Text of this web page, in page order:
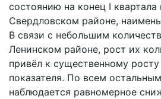
состоянию на конец I квартала
Свердловском районе,
В связи с небольшим
Ленинском районе, рост их
привёл к существенному росту
показателя. По всем
наблюдается равномерное